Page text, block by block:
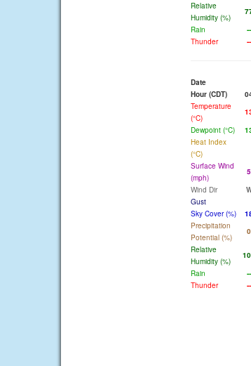
Relative
Humidity (%)
Rain
--
Thunder
--
Date
Hour (CDT)
Temperature
(°C)
Dewpoint (°C)
Heat Index
(°C)
Surface Wind
(mph)
5
Wind Dir
Gust
Sky Cover (%)
Precipitation
Potential (%)
0
Relative
Humidity (%)
Rain
--
Thunder
--